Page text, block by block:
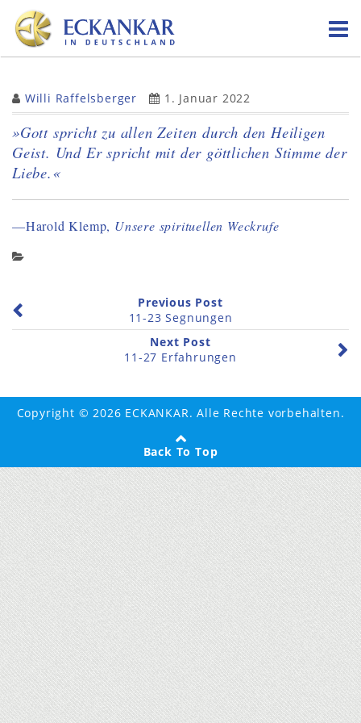
Skip
content
Willi Raffelsberger 1. Januar 2022
»Gott spricht zu allen Zeiten durch den Heiligen
Geist. Und Er spricht mit der göttlichen Stimme der
Liebe.«
—Harold Klemp, Unsere spirituellen Weckrufe
Previous Post
11-23 Segnungen
Next Post
11-27 Erfahrungen
Copyright © 2026 ECKANKAR. Alle Rechte vorbehalten.
Back To Top